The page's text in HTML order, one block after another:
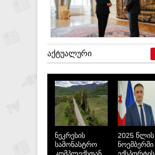
პეტრ პაველი
ᲐᲥᲢᲣᲐᲚᲣᲠᲘ
ნეკრესის
სამონასტრო
2025 წლის
ნოემბერში